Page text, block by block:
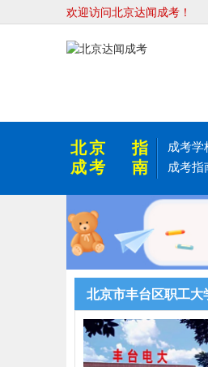
欢迎访问北京达闻成考！
北京
成考
指
南
成考学
成考指
北京市丰台区职工大